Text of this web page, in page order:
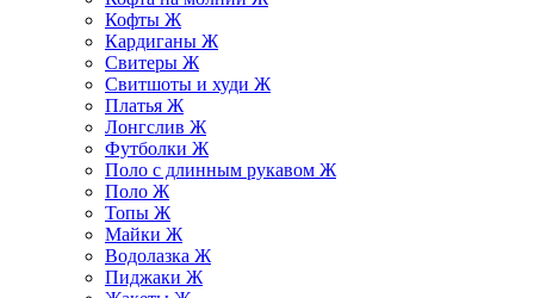
Кофты Ж
Кардиганы Ж
Свитеры Ж
Свитшоты и худи Ж
Платья Ж
Лонгслив Ж
Футболки Ж
Поло с длинным рукавом Ж
Поло Ж
Топы Ж
Майки Ж
Водолазка Ж
Пиджаки Ж